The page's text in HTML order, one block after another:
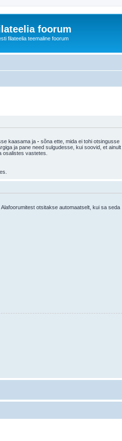
foorum
filateelia teemaline foorum
kaasama ja - sõna ette, mida ei tohi otsingusse
ja pane need sulgudesse, kui soovid, et ainult ühe
osalistes vastetes.
otsitakse automaatselt, kui sa seda